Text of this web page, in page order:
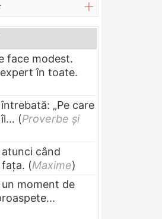
face modest.
în toate.
„Pe care
(Proverbe și
când
fața. (Maxime)
moment de